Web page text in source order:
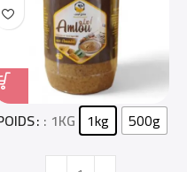
: 1KG 1kg 500g